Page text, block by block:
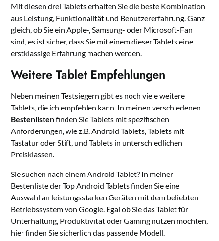
Mit diesen drei Tablets erhalten Sie die beste Kombination
aus Leistung, Funktionalität und Benutzererfahrung. Ganz
gleich, ob Sie ein Apple-, Samsung- oder Microsoft-Fan
sind, es ist sicher, dass Sie mit einem dieser Tablets eine
erstklassige Erfahrung machen werden.
Weitere Tablet Empfehlungen
Neben meinen Testsiegern gibt es noch viele weitere
Tablets, die ich empfehlen kann. In meinen verschiedenen
Bestenlistenfinden Sie Tablets mit spezifischen
Anforderungen, wie z.B. Android Tablets, Tablets mit
Tastatur oder Stift, und Tablets in unterschiedlichen
Preisklassen.
Sie suchen nach einem Android Tablet? In meiner
Bestenliste der Top Android Tablets finden Sie eine
Auswahl an leistungsstarken Geräten mit dem beliebten
Betriebssystem von Google. Egal ob Sie das Tablet für
Unterhaltung, Produktivität oder Gaming nutzen möchten,
hier finden Sie sicherlich das passende Modell.